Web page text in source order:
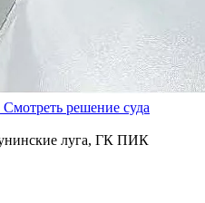
Смотреть решение суда
луга, ГК ПИК